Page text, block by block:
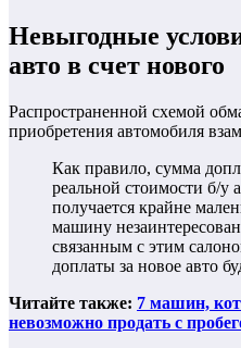
Невыгодные
авто в счет нового
Распространенной схемой
приобретения автомобиля
Как правило, сумма
реальной стоимости б/у
получается крайне
машину
связанным с этим
доплаты за новое авто
Читайте также: 7 машин,
невозможно продать с